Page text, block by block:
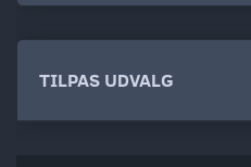
TILPAS UDVALG